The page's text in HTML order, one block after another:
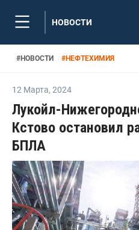
НОВОСТИ
#НОВОСТИ #НЕФТЕХИМИЯ
12 Марта, 2024
Лукойл-
Кстово остановил
БПЛА